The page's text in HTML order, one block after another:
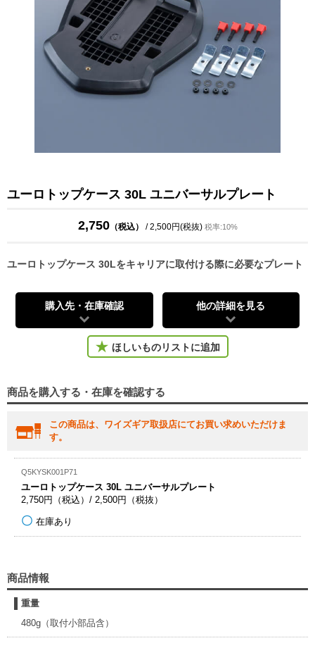
ユーロトップケース 30L ユニバーサルプレート
2,750（税込） / 2,500円(税抜) 税率:10%
ユーロトップケース 30Lをキャリアに取付ける際に必要なプレート
購入先・在庫確認 他の詳細を見る
ほしいものリストに追加
商品を購入する・在庫を確認する
この商品は、ワイズギア取扱店にてお買い求めいただけま
す。
Q5KYSK001P71
ユーロトップケース 30L ユニバーサルプレート
2,750円（税込）/ 2,500円（税抜）
在庫あり
商品情報
重量
480g（取付小部品含）